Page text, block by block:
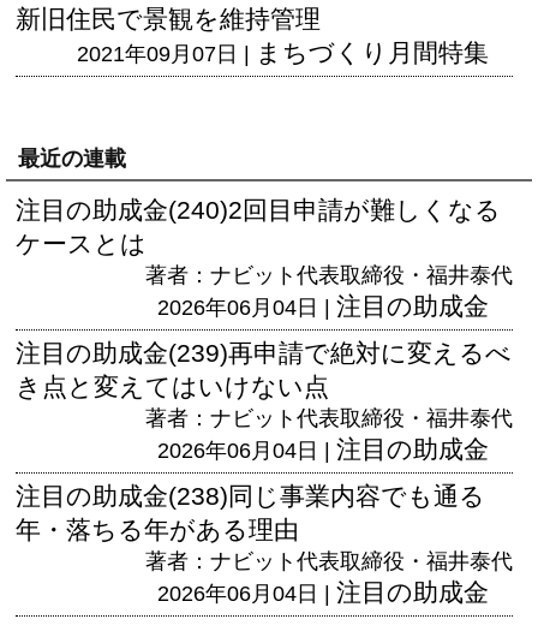
新旧住民で景観を維持管理
2021年09月07日 | まちづくり月間特集
最近の連載
注目の助成金(240)2回目申請が難しくなる
ケースとは
著者：ナビット代表取締役・福井泰代
2026年06月04日 | 注目の助成金
注目の助成金(239)再申請で絶対に変えるべ
き点と変えてはいけない点
著者：ナビット代表取締役・福井泰代
2026年06月04日 | 注目の助成金
注目の助成金(238)同じ事業内容でも通る
年・落ちる年がある理由
著者：ナビット代表取締役・福井泰代
2026年06月04日 | 注目の助成金